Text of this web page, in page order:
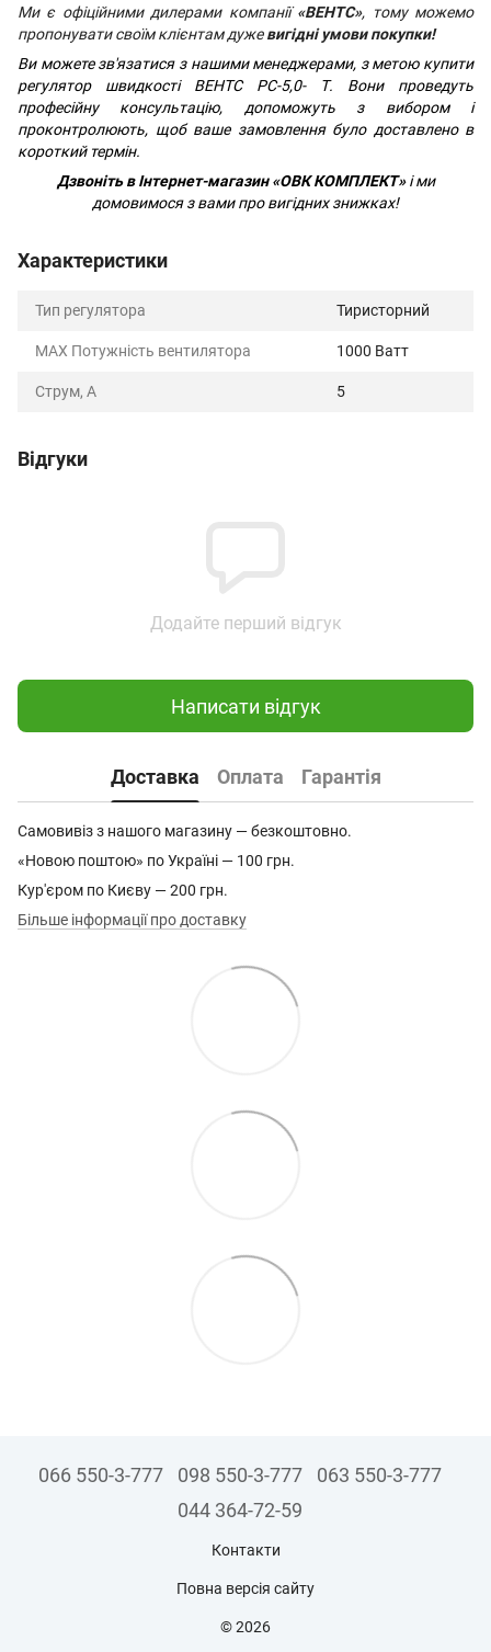
Ми є офіційними дилерами компанії«ВЕНТС», тому можемо
пропонувати своїм клієнтам дужевигідні умови покупки!
Ви можете зв'язатися з нашими менеджерами, з метою купити
регулятор швидкості ВЕНТС РС-5,0- Т. Вони проведуть
професійну консультацію, допоможуть з вибором і
проконтролюють, щоб ваше замовлення було доставлено в
короткий термін.
Дзвоніть в Інтернет-магазин «ОВК КОМПЛЕКТ»і ми
домовимося з вами про вигідних знижках!
Характеристики
Тип регулятора Тиристорний
MAX Потужність вентилятора 1000 Ватт
Струм, А 5
Відгуки
Додайте перший відгук
Написати відгук
Доставка Оплата Гарантія
Самовивіз з нашого магазину — безкоштовно.
«Новою поштою» по Україні — 100 грн.
Кур'єром по Києву — 200 грн.
Більше інформації про доставку
066 550-3-777 098 550-3-777
063 550-3-777
044 364-72-59
Контакти
Повна версія сайту
© 2026